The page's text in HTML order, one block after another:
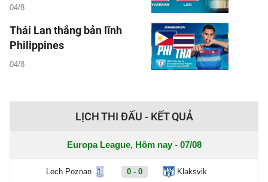
04/8
Thái Lan thắng bản lĩnh
Philippines
04/8
LỊCH THI ĐẤU - KẾT QUẢ
Europa League, Hôm nay - 07/08
Lech Poznan 0 - 0 Klaksvik